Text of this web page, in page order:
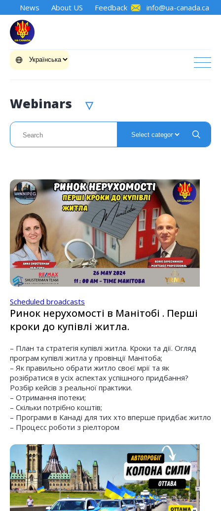
News About US Feedback info@ua-canada.ca
Webinars ▽
Scheduled broadcasts
Ринок нерухомості в Манітобі . Перші
кроки до купівлі житла.
– План та стратегія купівлі житла. Кроки та дії. Огляд
програм купівлі житла у провінції Манітоба;
– Як правильно обрати житло своєї мрії та як
розібратися в усіх аспектах успішного придбання?
Розбір кейсів з реальної практики.
– Отримання іпотеки;
– Скільки потрібно коштів;
– Програми в Канаді для тих хто вперше придбає житло
– Процесс роботи з ріелтором